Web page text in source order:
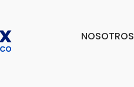
NOSOTROS